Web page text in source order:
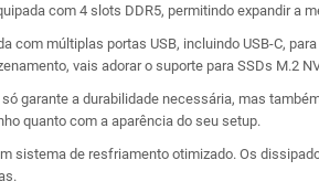
com 4 slots DDR5, permitindo expandir a
com múltiplas portas USB, incluindo USB-C,
vais adorar o suporte para SSDs M.2
garante a durabilidade necessária, mas
quanto com a aparência do seu setup.
sistema de resfriamento otimizado. Os